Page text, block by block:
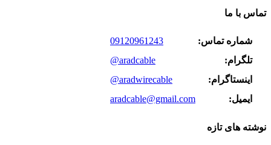
تماس با ما
شماره تماس:
09120961243
تلگرام:
@aradcable
اینستاگرام:
@aradwirecable
ایمیل:
aradcable@gmail.com
نوشته های تازه